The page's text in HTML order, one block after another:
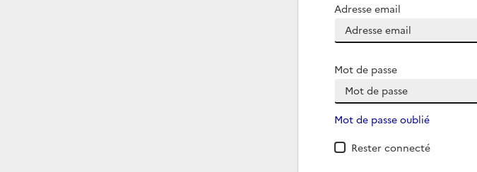
Adresse email
Mot de passe
Mot de passe oublié
Rester connecté